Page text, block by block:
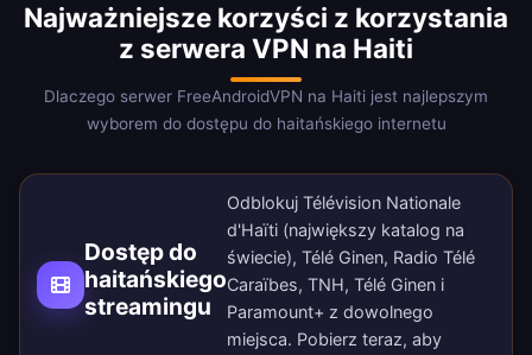
Najważniejsze korzyści z korzystania
z serwera VPN na Haiti
Dlaczego serwer FreeAndroidVPN na Haiti jest najlepszym
wyborem do dostępu do haitańskiego internetu
Dostęp do
haitańskiego
streamingu
Odblokuj Télévision Nationale
d'Haïti (największy katalog na
świecie), Télé Ginen, Radio Télé
Caraïbes, TNH, Télé Ginen i
Paramount+ z dowolnego
miejsca. Pobierz teraz, aby